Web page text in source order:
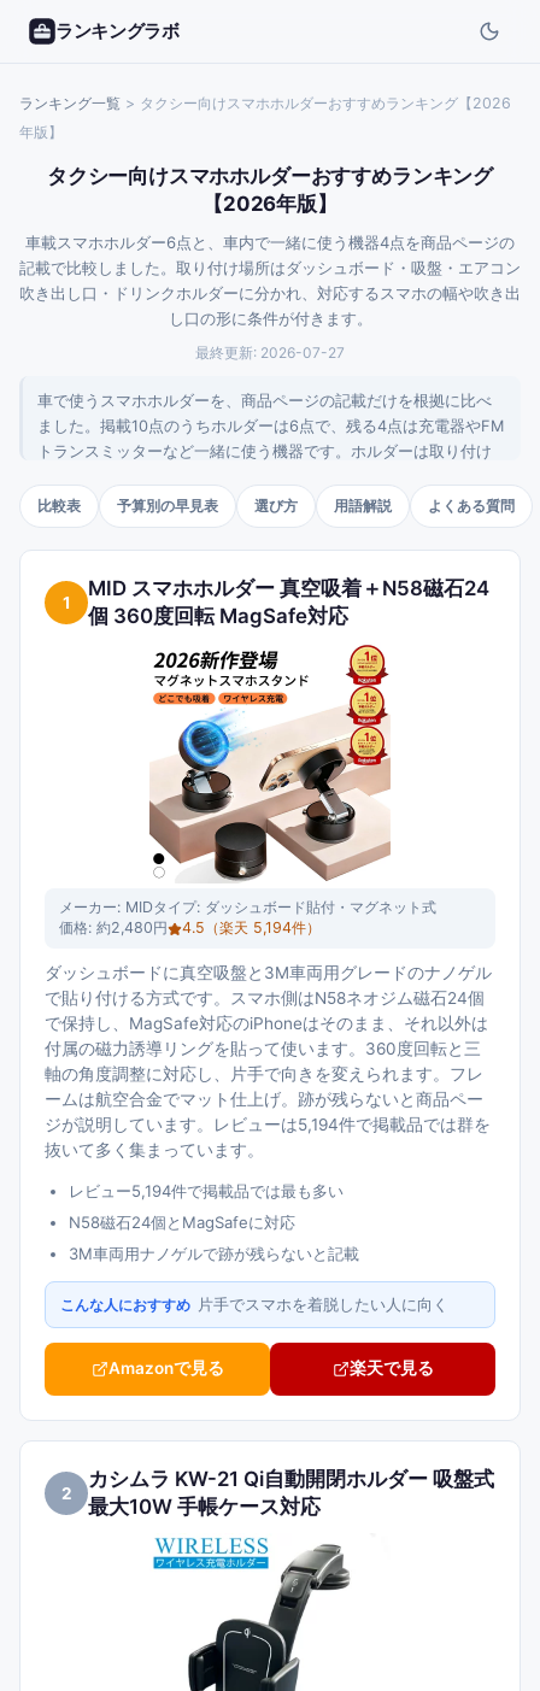
ランキングラボ
ランキング一覧 > タクシー向けスマホホルダーおすすめランキング【2026
年版】
タクシー向けスマホホルダーおすすめランキング
【2026年版】
車載スマホホルダー6点と、車内で一緒に使う機器4点を商品ページの
記載で比較しました。取り付け場所はダッシュボード・吸盤・エアコン
吹き出し口・ドリンクホルダーに分かれ、対応するスマホの幅や吹き出
し口の形に条件が付きます。
最終更新: 2026-07-27
車で使うスマホホルダーを、商品ページの記載だけを根拠に比べ
ました。掲載10点のうちホルダーは6点で、残る4点は充電器やFM
トランスミッターなど一緒に使う機器です。ホルダーは取り付け
ます。
比較表 予算別の早見表 選び方 用語解説 よくある質問
1
MID スマホホルダー 真空吸着＋N58磁石24
個 360度回転 MagSafe対応
メーカー: MIDタイプ: ダッシュボード貼付・マグネット式
価格: 約2,480円 4.5 （楽天 5,194件）
ダッシュボードに真空吸盤と3M車両用グレードのナノゲル
で貼り付ける方式です。スマホ側はN58ネオジム磁石24個
で保持し、MagSafe対応のiPhoneはそのまま、それ以外は
付属の磁力誘導リングを貼って使います。360度回転と三
軸の角度調整に対応し、片手で向きを変えられます。フレ
ームは航空合金でマット仕上げ。跡が残らないと商品ペー
ジが説明しています。レビューは5,194件で掲載品では群を
抜いて多く集まっています。
レビュー5,194件で掲載品では最も多い
N58磁石24個とMagSafeに対応
3M車両用ナノゲルで跡が残らないと記載
こんな人におすすめ 片手でスマホを着脱したい人に向く
Amazonで見る 楽天で見る
2
カシムラ KW-21 Qi自動開閉ホルダー 吸盤式
最大10W 手帳ケース対応